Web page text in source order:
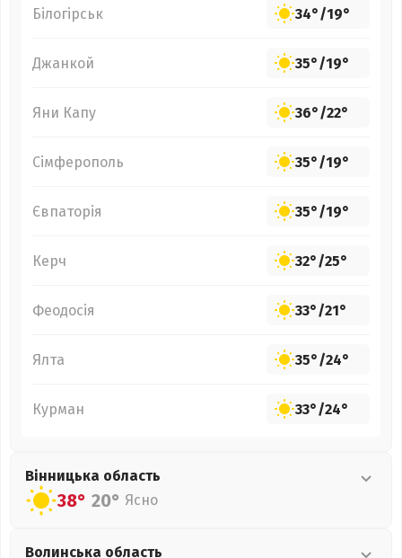
Білогірськ 34°/19°
Джанкой 35°/19°
Яни Капу 36°/22°
Сімферополь 35°/19°
Євпаторія 35°/19°
Керч 32°/25°
Феодосія 33°/21°
Ялта 35°/24°
Курман 33°/24°
Вінницька область
38° 20° Ясно
Волинська область